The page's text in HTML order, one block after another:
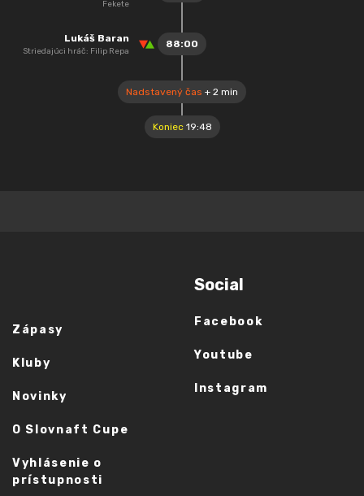
Fekete
88:00
Lukáš Baran
Striedajúci hráč: Filip Repa
Nadstavený čas + 2 min
Koniec19:48
Zápasy
Kluby
Novinky
O Slovnaft Cupe
Vyhlásenie o
prístupnosti
Social
Facebook
Youtube
Instagram